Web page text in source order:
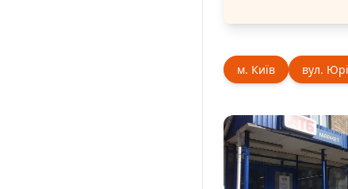
м. Київ вул.